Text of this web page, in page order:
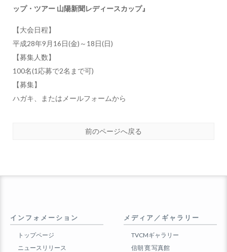
ップ・ツアー 山陽新聞レディースカップ』
【大会日程】
平成28年9月16日(金)～18日(日)
【募集人数】
100名(1応募で2名まで可)
【募集】
ハガキ、またはメールフォームから
前のページへ戻る
インフォメーション
トップページ
ニュースリリース
メディア／ギャラリー
TVCMギャラリー
信朝 寛 写真館